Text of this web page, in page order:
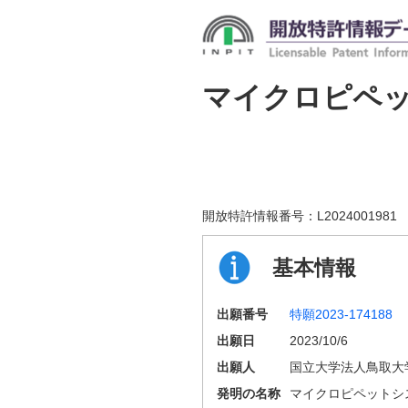
マイクロピペ
開放特許情報番号： L2024001981
基本情報
出願番号
特願2023-174188
出願日
2023/10/6
出願人
国立大学法人鳥取大
発明の名称
マイクロピペットシ